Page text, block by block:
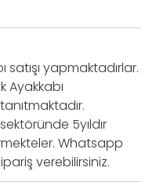
yapmaktadırlar.
Ayakkabı
5yıldır
Whatsapp
verebilirsiniz.